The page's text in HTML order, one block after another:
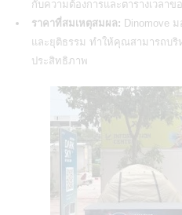
กับความต้องการและตารางเวลา
ราคาที่สมเหตุสมผล: Dinomove
และยุติธรรม ทำให้คุณสามารถบริ
ประสิทธิภาพ